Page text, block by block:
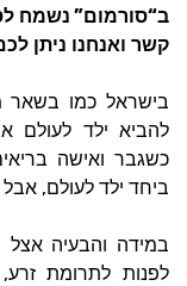
ב“סורמום” נשמח
קשר ואנחנו ניתן
בישראל כמו בשאר
להביא ילד לעולם
כשגבר ואישה
ביחד ילד לעולם, אבל
במידה והבעיה אצל
לפנות לתרומת זרע,